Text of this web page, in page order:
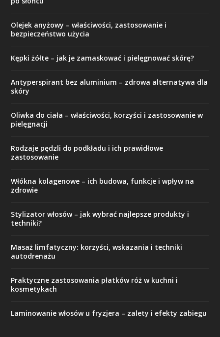
Olejek anyżowy – właściwości, zastosowanie i
bezpieczeństwo użycia
Kępki żółte – jak je zamaskować i pielęgnować skórę?
Antyperspirant bez aluminium – zdrowa alternatywa dla
skóry
Oliwka do ciała – właściwości, korzyści i zastosowanie w
pielęgnacji
Rodzaje pędzli do podkładu i ich prawidłowe
zastosowanie
Włókna kolagenowe – ich budowa, funkcje i wpływ na
zdrowie
Stylizator włosów – jak wybrać najlepsze produkty i
techniki?
Masaż limfatyczny: korzyści, wskazania i techniki
autodrenażu
Praktyczne zastosowania płatków róż w kuchni i
kosmetykach
Laminowanie włosów u fryzjera – zalety i efekty zabiegu